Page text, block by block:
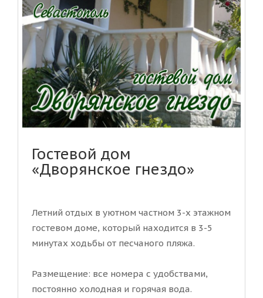
Гостевой дом
«Дворянское гнездо»
Летний отдых в уютном частном 3-х этажном
гостевом доме, который находится в 3-5
минутах ходьбы от песчаного пляжа.
Размещение: все номера с удобствами,
постоянно холодная и горячая вода.